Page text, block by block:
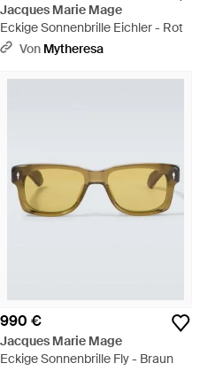
Jacques Marie Mage
Eckige Sonnenbrille Eichler - Rot
Von Mytheresa
990 €
Jacques Marie Mage
Eckige Sonnenbrille Fly - Braun